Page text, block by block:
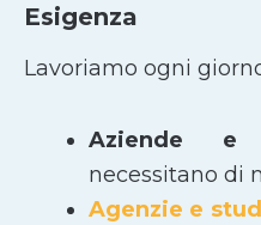
Esigenza
Lavoriamo ogni
Aziende e
necessitano di
Agenzie e